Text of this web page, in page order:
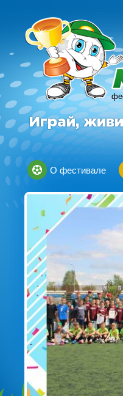
Играй,
О фестивале